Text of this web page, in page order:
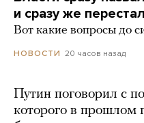
и сразу же
Вот какие вопросы до
НОВОСТИ 20 часов назад
Путин поговорил с
которого в прошлом